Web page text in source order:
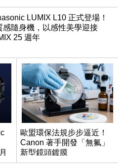
LUMIX L10 正式登場！
感隨身機，以感性美學迎接
25 週年
歐盟環保法規步步逼近！
Canon 著手開發「無氟」
新型鏡頭鍍膜